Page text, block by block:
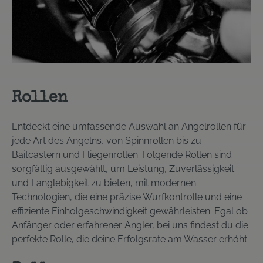
Rollen
Entdeckt eine umfassende Auswahl an Angelrollen für
jede Art des Angelns, von Spinnrollen bis zu
Baitcastern und Fliegenrollen. Folgende Rollen sind
sorgfältig ausgewählt, um Leistung, Zuverlässigkeit
und Langlebigkeit zu bieten, mit modernen
Technologien, die eine präzise Wurfkontrolle und eine
effiziente Einholgeschwindigkeit gewährleisten. Egal ob
Anfänger oder erfahrener Angler, bei uns findest du die
perfekte Rolle, die deine Erfolgsrate am Wasser erhöht.